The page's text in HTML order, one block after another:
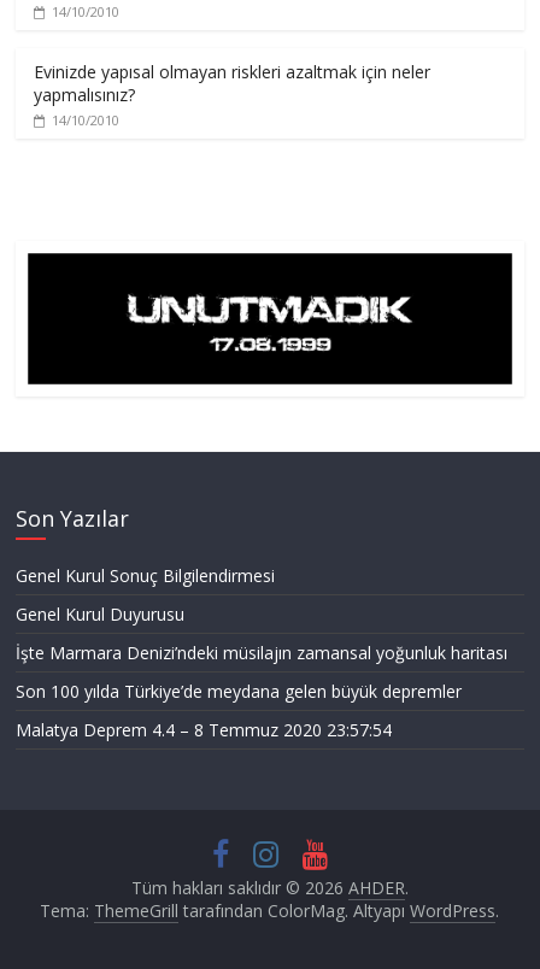
14/10/2010
Evinizde yapısal olmayan riskleri azaltmak için neler
yapmalısınız?
14/10/2010
Son Yazılar
Genel Kurul Sonuç Bilgilendirmesi
Genel Kurul Duyurusu
İşte Marmara Denizi’ndeki müsilajın zamansal yoğunluk haritası
Son 100 yılda Türkiye’de meydana gelen büyük depremler
Malatya Deprem 4.4 – 8 Temmuz 2020 23:57:54
Tüm hakları saklıdır © 2026 AHDER.
Tema: ThemeGrill tarafından ColorMag. AltyapıWordPress.